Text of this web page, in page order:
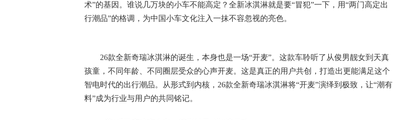
术”的基因。谁说几万块的小车不能高定？全新冰淇淋就是要“冒犯”一下，用“两门高定出
行潮品”的格调，为中国小车文化注入一抹不容忽视的亮色。
26款全新奇瑞冰淇淋的诞生，本身也是一场“开麦”。这款车聆听了从俊男靓女到天真
孩童，不同年龄、不同圈层受众的心声开麦。这是真正的用户共创，打造出更能满足这个
智电时代的出行潮品。从形式到内核，26款全新奇瑞冰淇淋将“开麦”演绎到极致，让“潮有
料”成为行业与用户的共同铭记。